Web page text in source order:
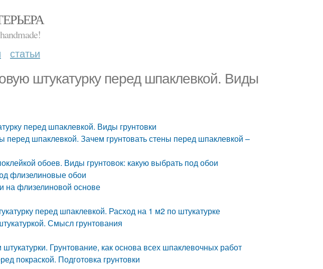
статьи
штукатурку перед шпаклевкой. Виды
перед шпаклевкой. Виды грунтовки
перед шпаклевкой. Зачем грунтовать стены перед шпаклевкой –
обоев. Виды грунтовок: какую выбрать под обои
флизелиновые обои
на флизелиновой основе
перед шпаклевкой. Расход на 1 м2 по штукатурке
Смысл грунтования
Грунтование, как основа всех шпаклевочных работ
покраской. Подготовка грунтовки